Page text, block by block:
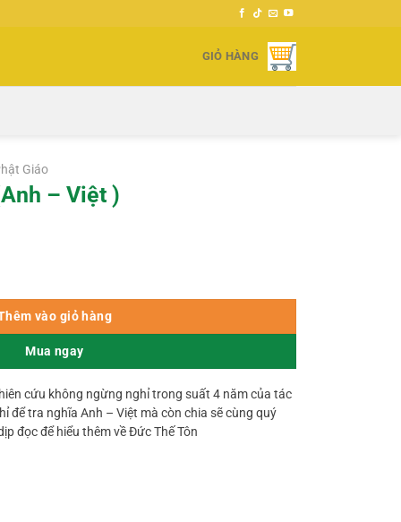
GIỎ HÀNG
Giáo
– Việt )
₫.
vào giỏ hàng
Mua ngay
cứu không ngừng nghỉ trong suất 4 năm của tác
để tra nghĩa Anh – Việt mà còn chia sẽ cùng quý
đọc để hiểu thêm về Đức Thế Tôn